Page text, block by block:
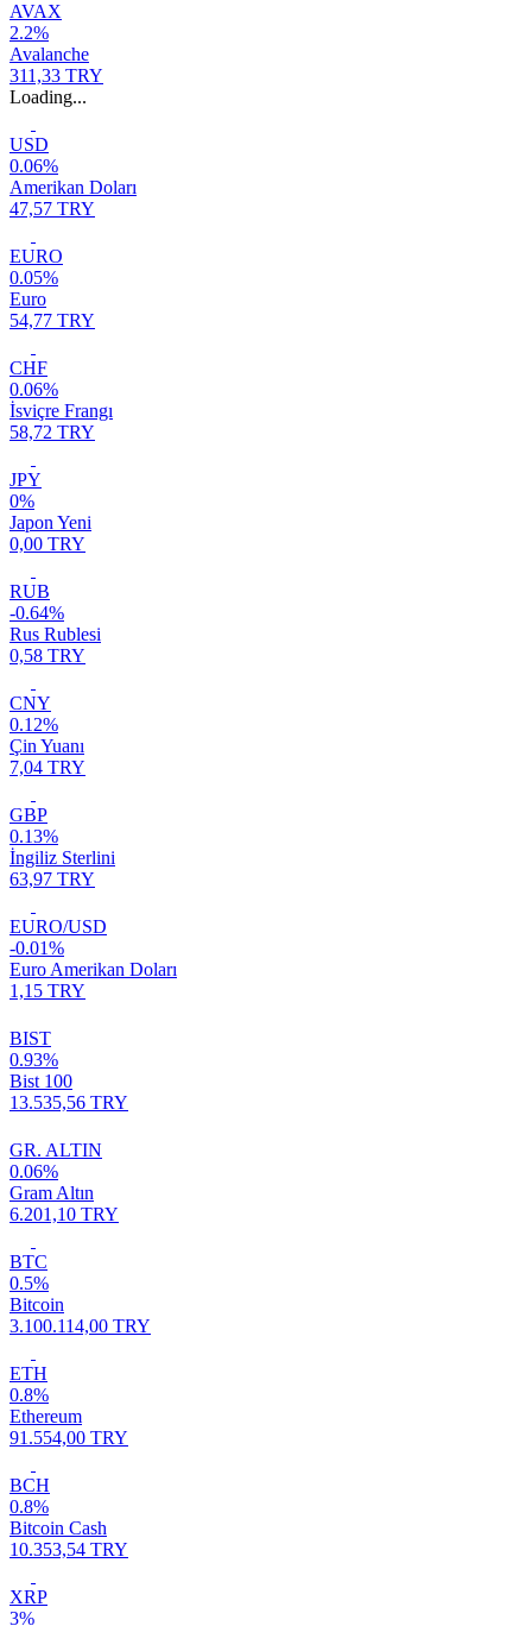
AVAX
2.2%
Avalanche
311,33 TRY
Loading...
USD
0.06%
Amerikan Doları
47,57 TRY
EURO
0.05%
Euro
54,77 TRY
CHF
0.06%
İsviçre Frangı
58,72 TRY
JPY
0%
Japon Yeni
0,00 TRY
RUB
-0.64%
Rus Rublesi
0,58 TRY
CNY
0.12%
Çin Yuanı
7,04 TRY
GBP
0.13%
İngiliz Sterlini
63,97 TRY
EURO/USD
-0.01%
Euro Amerikan Doları
1,15 TRY
BIST
0.93%
Bist 100
13.535,56 TRY
GR. ALTIN
0.06%
Gram Altın
6.201,10 TRY
BTC
0.5%
Bitcoin
3.100.114,00 TRY
ETH
0.8%
Ethereum
91.554,00 TRY
BCH
0.8%
Bitcoin Cash
10.353,54 TRY
XRP
3%